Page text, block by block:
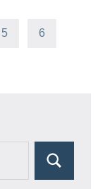
5 6
Поиск